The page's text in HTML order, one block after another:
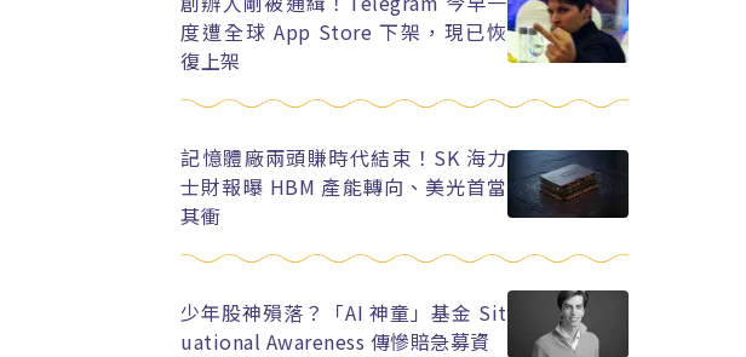
度遭全球 App Store 下架，現已恢
復上架
記憶體廠兩頭賺時代結束！SK 海力
士財報曝 HBM 產能轉向、美光首當
其衝
少年股神殞落？「AI 神童」基金 Sit
uational Awareness 傳慘賠急募資